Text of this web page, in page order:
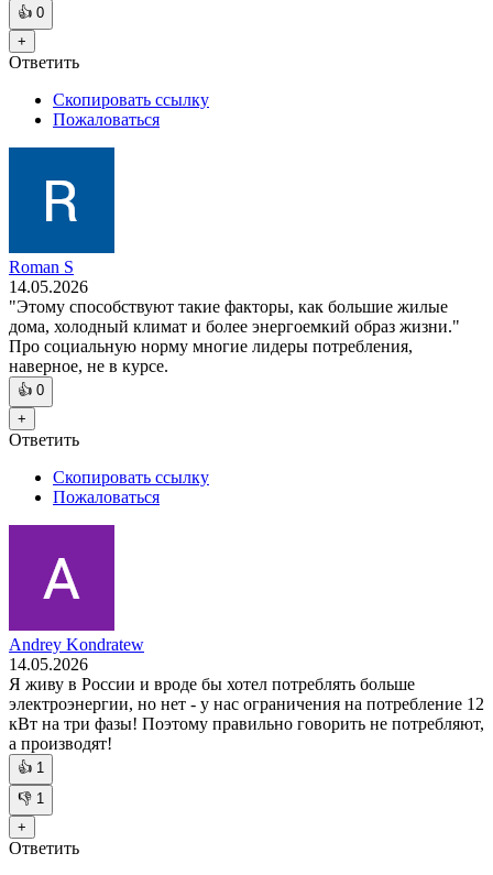
👍 0
+
Ответить
Скопировать ссылку
Пожаловаться
Roman S
14.05.2026
"Этому способствуют такие факторы, как большие жилые
дома, холодный климат и более энергоемкий образ жизни."
Про социальную норму многие лидеры потребления,
наверное, не в курсе.
👍 0
+
Ответить
Скопировать ссылку
Пожаловаться
Andrey Kondratew
14.05.2026
Я живу в России и вроде бы хотел потреблять больше
электроэнергии, но нет - у нас ограничения на потребление 12
кВт на три фазы! Поэтому правильно говорить не потребляют,
а производят!
👍 1
👎 1
+
Ответить